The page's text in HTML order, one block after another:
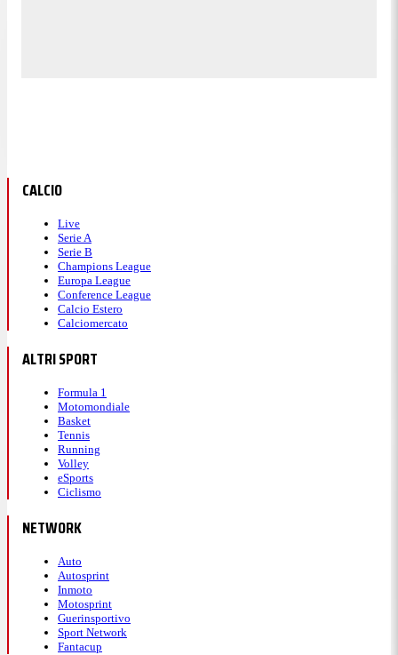
CALCIO
Live
Serie A
Serie B
Champions League
Europa League
Conference League
Calcio Estero
Calciomercato
ALTRI SPORT
Formula 1
Motomondiale
Basket
Tennis
Running
Volley
eSports
Ciclismo
NETWORK
Auto
Autosprint
Inmoto
Motosprint
Guerinsportivo
Sport Network
Fantacup